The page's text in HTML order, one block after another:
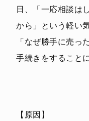
日、「一応相談は
から」という軽い
「なぜ勝手に売っ
手続きをすること
【原因】